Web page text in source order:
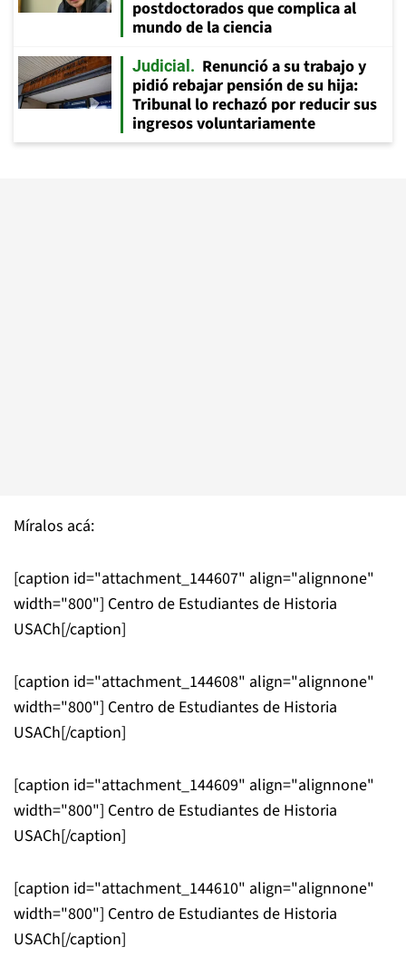
postdoctorados que complica al
mundo de la ciencia
Judicial
Renunció a su trabajo y
pidió rebajar pensión de su hija:
Tribunal lo rechazó por reducir sus
ingresos voluntariamente
Míralos acá:
[caption id="attachment_144607" align="alignnone"
width="800"] Centro de Estudiantes de Historia
USACh[/caption]
[caption id="attachment_144608" align="alignnone"
width="800"] Centro de Estudiantes de Historia
USACh[/caption]
[caption id="attachment_144609" align="alignnone"
width="800"] Centro de Estudiantes de Historia
USACh[/caption]
[caption id="attachment_144610" align="alignnone"
width="800"] Centro de Estudiantes de Historia
USACh[/caption]